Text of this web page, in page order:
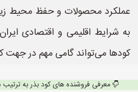
عملکرد محصولات و حفظ محیط
به شرایط اقلیمی و اقتصادی
کودها می‌تواند گامی مهم در جهت
معرفی فروشنده های کود بذر به ترتیب